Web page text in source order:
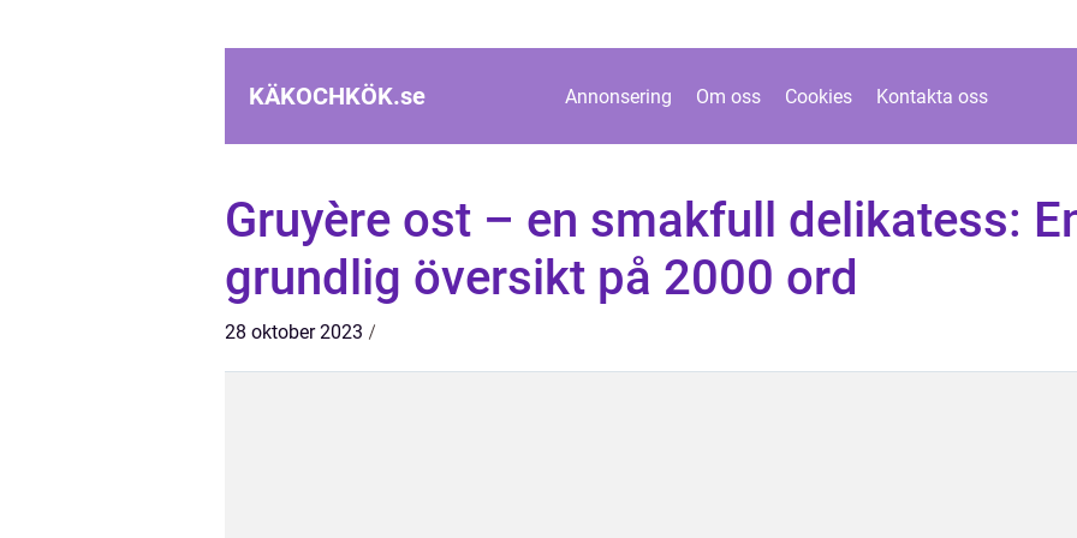
KÄKOCHKÖK.se Annonsering Om oss Cookies Kontakta oss
Gruyère ost – en smakfull delikatess:
grundlig översikt på 2000 ord
28 oktober 2023